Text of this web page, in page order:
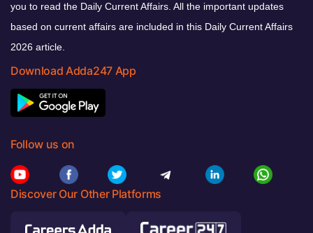
you to read the Daily Current Affairs. All the important updates
based on current affairs are included in this Daily Current Affairs
2026 article.
Download Adda247 App
Follow us on
Discover Our Other Platforms